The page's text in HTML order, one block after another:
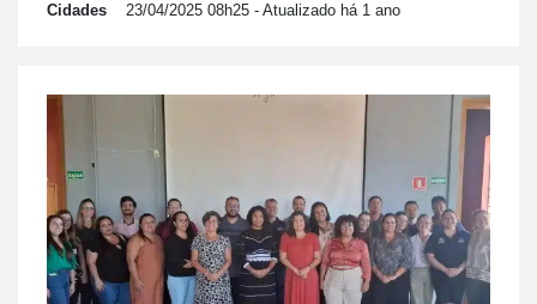
Cidades 23/04/2025 08h25 - Atualizado há 1 ano